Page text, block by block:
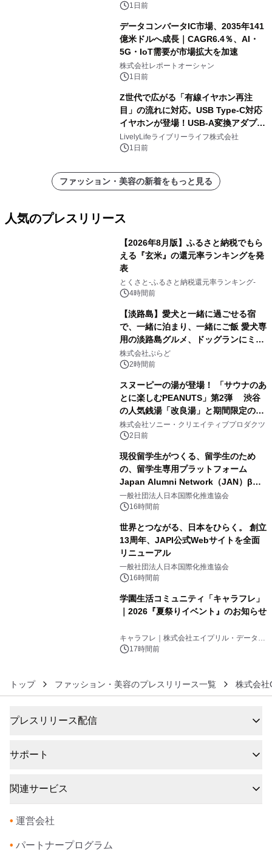
1日前
データコンバータIC市場、2035年141
億米ドルへ成長｜CAGR6.4％、AI・
5G・IoT需要が市場拡大を加速
株式会社レポートオーシャン
1日前
Z世代で広がる「有線イヤホン再注
目」の流れに対応。USB Type-C対応
イヤホンが登場！USB-A変換アダプタ
ー付きでスマホからパソコンまで幅広
く活用可能
LivelyLifeライブリーライフ株式会社
1日前
ファッション・美容の新着をもっと見る
人気のプレスリリース
【2026年8月版】ふるさと納税でもら
える『玄米』の還元率ランキングを発
表
とくさと-ふるさと納税還元率ランキング-
4時間前
【淡路島】愛犬と一緒に過ごせる宿
で、一緒に泊まり、一緒にご飯 愛犬専
用の淡路島グルメ、ドッグランにミニ
プール グランピングとトレーラーハウ
スの2施設で
株式会社ぷらど
2時間前
スヌーピーの湯が登場！ 「サウナのあ
とに楽しむPEANUTS」第2弾 渋谷
の人気銭湯「改良湯」と期間限定のコ
ラボレーション サウナイキタイコラ
ボグッズも発売決定！
株式会社ソニー・クリエイティブプロダクツ
2日前
現役留学生がつくる、留学生のため
の、留学生専用プラットフォーム
Japan Alumni Network（JAN）β版
をリリース
一般社団法人日本国際化推進協会
16時間前
世界とつながる、日本をひらく。 創立
13周年、JAPI公式Webサイトを全面
リニューアル
一般社団法人日本国際化推進協会
16時間前
学園生活コミュニティ「キャラフレ」
｜2026『夏祭りイベント』のお知らせ
キャラフレ｜株式会社エイプリル・データ・
デザインズ
17時間前
トップ ファッション・美容のプレスリリース一覧 株式会社
プレスリリース配信
サポート
関連サービス
• 運営会社
• パートナープログラム